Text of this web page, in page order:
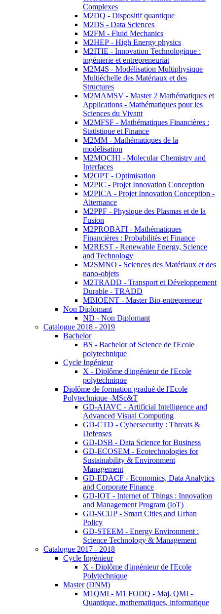
Complexes
M2DQ - Dispositif quantique
M2DS - Data Sciences
M2FM - Fluid Mechanics
M2HEP - High Energy physics
M2ITIE - Innovation Technologique :
ingénierie et entrepreneuriat
M2M4S - Modélisation Multiphysique
Multiéchelle des Matériaux et des
Structures
M2MAMSV - Master 2 Mathématiques et
Applications - Mathématiques pour les
Sciences du Vivant
M2MFSF - Mathématiques Financières :
Statistique et Finance
M2MM - Mathématiques de la
modélisation
M2MOCHI - Molecular Chemistry and
Interfaces
M2OPT - Optimisation
M2PIC - Projet Innovation Conception
M2PICA - Projet Innovation Conception -
Alternance
M2PPF - Physique des Plasmas et de la
Fusion
M2PROBAFI - Mathématiques
Financières : Probabilités et Finance
M2REST - Renewable Energy, Science
and Technology
M2SMNO - Sciences des Matériaux et des
nano-objets
M2TRADD - Transport et Développement
Durable - TRADD
MBIOENT - Master Bio-entrepreneur
Non Diplomant
ND - Non Diplomant
Catalogue 2018 - 2019
Bachelor
BS - Bachelor of Science de l'Ecole
polytechnique
Cycle Ingénieur
X - Diplôme d'ingénieur de l'Ecole
polytechnique
Diplôme de formation gradué de l'Ecole
Polytechnique -MSc&T
GD-AIAVC - Artificial Intelligence and
Advanced Visual Computing
GD-CTD - Cybersecurity : Threats &
Defenses
GD-DSB - Data Science for Business
GD-ECOSEM - Ecotechnologies for
Sustainability & Environment
Management
GD-EDACF - Economics, Data Analytics
and Corporate Finance
GD-IOT - Internet of Things : Innovation
and Management Program (IoT)
GD-SCUP - Smart Cities and Urban
Policy
GD-STEEM - Energy Environment :
Science Technology & Management
Catalogue 2017 - 2018
Cycle Ingénieur
X - Diplôme d'ingénieur de l'Ecole
Polytechnique
Master (DNM)
M1QMI - M1 FODQ - Maj. QMI -
Quantique, mathematiques, informatique